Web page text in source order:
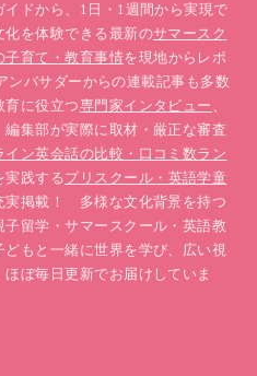
イドから、1日・1週間から実現で
化を体験できる最新のサマースク
子育て・教育事情を現地からレポ
ンバサダーからの連載記事も多数
育に役立つ専門家インタビュー 、
編集部が実際に取材・厳正な審査
イン英会話の比較・口コミ数ラン
実践するプリスクール・英語学童
実掲載！ 多様な文化背景を持つ
留学・サマースクール・英語教
もと一緒に世界を学び、広い視
ぼ毎日更新でお届けしていま